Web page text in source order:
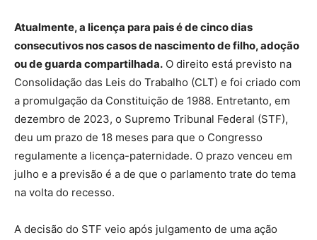
Atualmente, a licença para pais é de cinco dias
consecutivos nos casos de nascimento de filho, adoção
ou de guarda compartilhada. O direito está previsto na
Consolidação das Leis do Trabalho (CLT) e foi criado com
a promulgação da Constituição de 1988. Entretanto, em
dezembro de 2023, o Supremo Tribunal Federal (STF),
deu um prazo de 18 meses para que o Congresso
regulamente a licença-paternidade. O prazo venceu em
julho e a previsão é a de que o parlamento trate do tema
na volta do recesso.
A decisão do STF veio após julgamento de uma ação